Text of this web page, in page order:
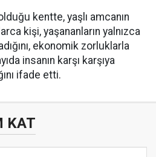
kentte, yaşlı amcanın
kişi, yaşananların yalnızca
ekonomik zorluklarla
insanın karşı karşıya
ifade etti.
KAT